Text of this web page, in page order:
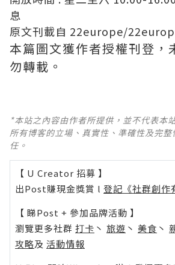
息
原文刊載自 22europe/
本篇圖文獲作者授權刊登，
勿轉載。
*本站之內容由作者所提供，並不代表本
所有博客的立場、真實性、準確性及完
任。
【 U Creator 招募 】
出Post賺現金獎賞 l 登記《社群創作
【 睇Post + 參加品牌活動 】
瀏覽更多社群 打卡 丶 旅遊 丶 美食 丶
攻略及 活動情報